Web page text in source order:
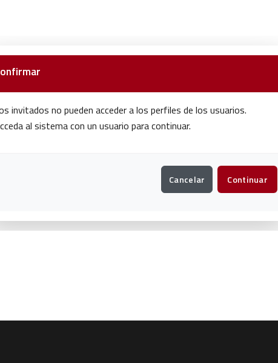
invitados no pueden acceder a los perfiles de los usuarios.
al sistema con un usuario para continuar.
Cancelar Continuar